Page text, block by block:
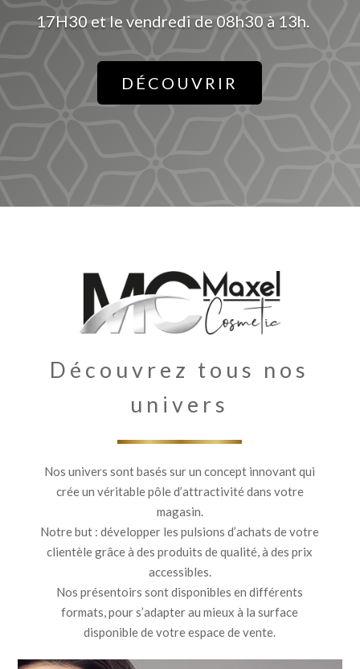
17H30 et le vendredi de 08h30 à 13h.
DÉCOUVRIR
Découvrez tous nos
univers
Nos univers sont basés sur un concept innovant qui
crée un véritable pôle d’attractivité dans votre
magasin.
Notre but : développer les pulsions d’achats de votre
clientèle grâce à des produits de qualité, à des prix
accessibles.
Nos présentoirs sont disponibles en différents
formats, pour s’adapter au mieux à la surface
disponible de votre espace de vente.